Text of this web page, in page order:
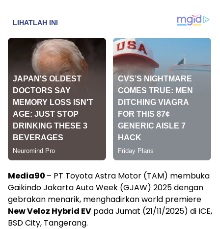
Media90 – PT Toyota Astra Motor (TAM) membuka
Gaikindo Jakarta Auto Week (GJAW) 2025 dengan
gebrakan menarik, menghadirkan world premiere
New Veloz Hybrid EV pada Jumat (21/11/2025) di ICE,
BSD City, Tangerang.